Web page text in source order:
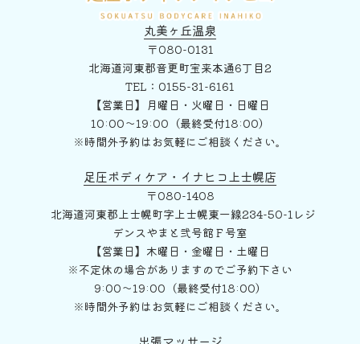
丸美ヶ丘温泉
〒080-0131
北海道河東郡音更町宝来本通6丁目2
TEL：0155-31-6161
【営業日】月曜日・火曜日・日曜日
10:00～19:00（最終受付18:00）
※時間外予約はお気軽にご相談ください。
足圧ボディケア・イナヒコ上士幌店
〒080-1408
北海道河東郡上士幌町字上士幌東一線234-50-1レジ
デンスやまと弐号館Ｆ号室
【営業日】木曜日・金曜日・土曜日
※不定休の場合がありますのでご予約下さい
9:00～19:00（最終受付18:00）
※時間外予約はお気軽にご相談ください。